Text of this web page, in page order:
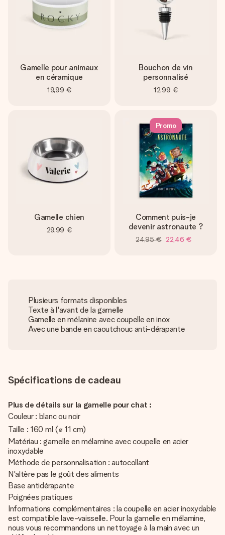
Gamelle pour animaux
en céramique
19,99 €
Bouchon de vin
personnalisé
12,99 €
Gamelle chien
29,99 €
Promo
Comment puis-je
devenir astronaute ?
24,95 € 22,46 €
Plusieurs formats disponibles
Texte à l'avant de la gamelle
Gamelle en mélanine avec coupelle en inox
Avec une bande en caoutchouc anti-dérapante
Spécifications de cadeau
Plus de détails sur la gamelle pour chat :
Couleur : blanc ou noir
Taille : 160 ml (⌀ 11 cm)
Matériau : gamelle en mélamine avec coupelle en acier
inoxydable
Méthode de personnalisation : autocollant
N'altère pas le goût des aliments
Base antidérapante
Poignées pratiques
Informations complémentaires : la coupelle en acier inoxydable
est compatible lave-vaisselle. Pour la gamelle en mélamine,
nous vous recommandons un nettoyage à la main avec un